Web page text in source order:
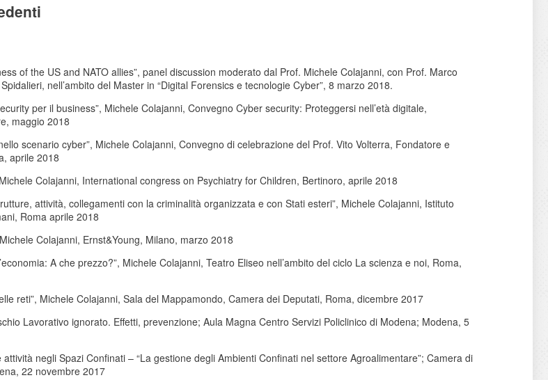
of the US and NATO allies”, panel discussion moderato dal Prof. Michele Colajanni, con Prof. Marco
nell’ambito del Master in “Digital Forensics e tecnologie Cyber”, 8 marzo 2018.
per il business”, Michele Colajanni, Convegno Cyber security: Proteggersi nell’età digitale,
maggio 2018
scenario cyber”, Michele Colajanni, Convegno di celebrazione del Prof. Vito Volterra, Fondatore e
aprile 2018
Colajanni, International congress on Psychiatry for Children, Bertinoro, aprile 2018
attività, collegamenti con la criminalità organizzata e con Stati esteri”, Michele Colajanni, Istituto
Roma aprile 2018
Colajanni, Ernst&Young, Milano, marzo 2018
A che prezzo?”, Michele Colajanni, Teatro Eliseo nell’ambito del ciclo La scienza e noi, Roma,
reti”, Michele Colajanni, Sala del Mappamondo, Camera dei Deputati, Roma, dicembre 2017
Lavorativo ignorato. Effetti, prevenzione; Aula Magna Centro Servizi Policlinico di Modena; Modena, 5
negli Spazi Confinati – “La gestione degli Ambienti Confinati nel settore Agroalimentare”; Camera di
22 novembre 2017